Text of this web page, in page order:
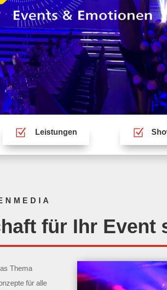
Z Leistungen Z
für Ihr Event
Thema
für alle